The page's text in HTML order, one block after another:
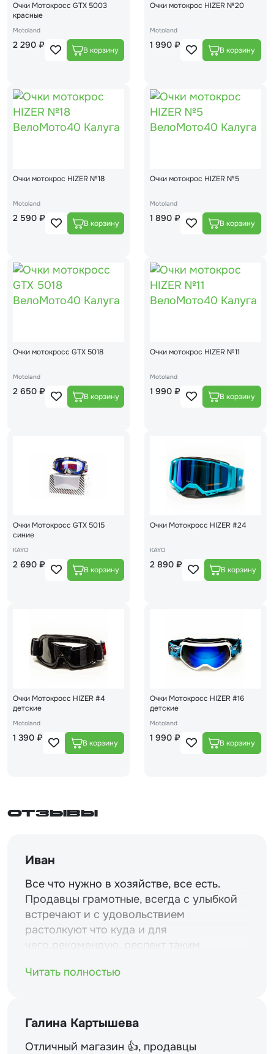
Очки Мотокросс GTX 5003
красные
Motoland
2 290 ₽
Очки мотокрос HIZER №20
Motoland
1 990 ₽
Очки мотокрос HIZER №18
Motoland
2 590 ₽
Очки мотокрос HIZER №5
Motoland
1 890 ₽
Очки мотокросс GTX 5018
Motoland
2 650 ₽
Очки мотокрос HIZER №11
Motoland
1 990 ₽
Очки Мотокросс GTX 5015
синие
KAYO
2 690 ₽
Очки Мотокросс HIZER #24
KAYO
2 890 ₽
Очки Мотокросс HIZER #4
детские
Motoland
1 390 ₽
Очки Мотокросс HIZER #16
детские
Motoland
1 990 ₽
Отзывы
Иван
Все что нужно в хозяйстве, все есть.
Продавцы грамотные, всегда с улыбкой
встречают и с удовольствием
растолкуют что куда и для
чего.рекомендую. респект таким
Читать полностью
Галина Картышева
Отличный магазин 👍, продавцы